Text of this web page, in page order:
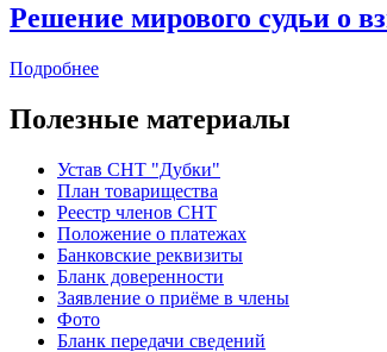
Решение мирового судьи о
Подробнее
Полезные материалы
Устав CНТ "Дубки"
План товарищества
Реестр членов CНТ
Положение о платежах
Банковские реквизиты
Бланк доверенности
Заявление о приёме в члены
Фото
Бланк передачи сведений